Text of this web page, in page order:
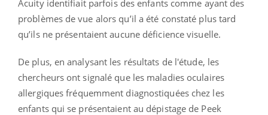
Acuity identifiait parfois des enfants comme ayant des
problèmes de vue alors qu’il a été constaté plus tard
qu’ils ne présentaient aucune déficience visuelle.
De plus, en analysant les résultats de l'étude, les
chercheurs ont signalé que les maladies oculaires
allergiques fréquemment diagnostiquées chez les
enfants qui se présentaient au dépistage de Peek